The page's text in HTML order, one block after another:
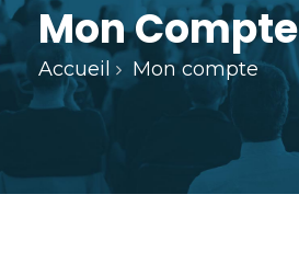
Mon Compte
Accueil Mon compte